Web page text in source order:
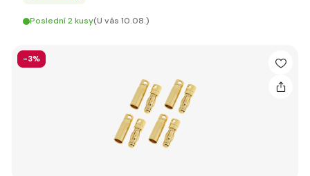
Poslední 2 kusy(U vás 10.08.)
-3%